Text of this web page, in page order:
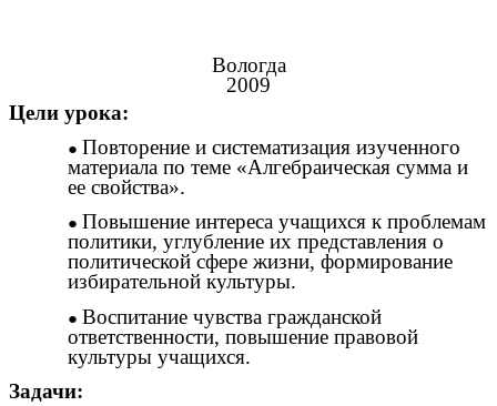
Вологда
2009
Цели урока:
Повторение и систематизация изученного
материала по теме «Алгебраическая сумма и
ее свойства».
Повышение интереса учащихся к проблемам
политики, углубление их представления о
политической сфере жизни, формирование
избирательной культуры.
Воспитание чувства гражданской
ответственности, повышение правовой
культуры учащихся.
Задачи: